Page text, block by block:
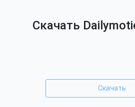
Скачать
Скачать